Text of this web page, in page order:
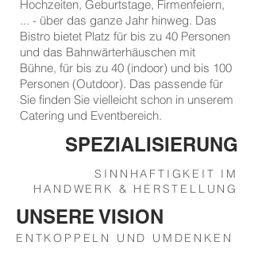
Hochzeiten, Geburtstage, Firmenfeiern,
... - über das ganze Jahr hinweg. Das
Bistro bietet Platz für bis zu 40 Personen
und das Bahnwärterhäuschen mit
Bühne, für bis zu 40 (indoor) und bis 100
Personen (Outdoor). Das passende für
Sie finden Sie vielleicht schon in unserem
Catering und Eventbereich.
SPEZIALISIERUNG
SINNHAFTIGKEIT IM
HANDWERK & HERSTELLUNG
UNSERE VISION
ENTKOPPELN UND UMDENKEN